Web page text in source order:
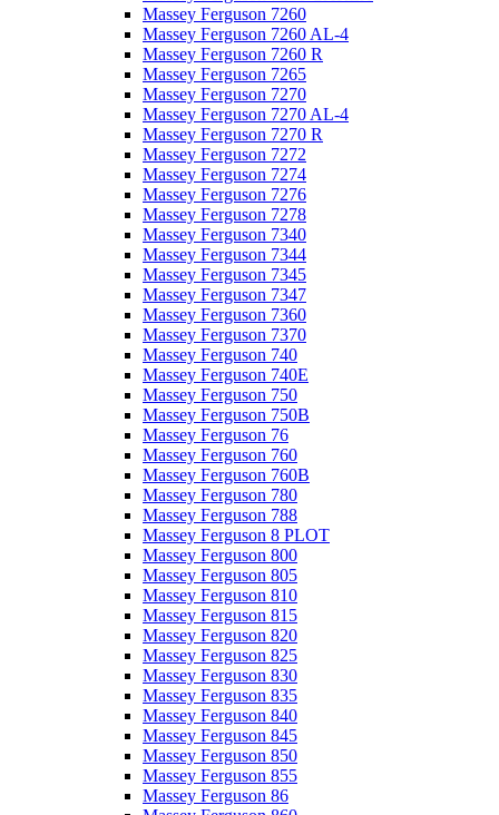
Massey Ferguson 7260
Massey Ferguson 7260 AL-4
Massey Ferguson 7260 R
Massey Ferguson 7265
Massey Ferguson 7270
Massey Ferguson 7270 AL-4
Massey Ferguson 7270 R
Massey Ferguson 7272
Massey Ferguson 7274
Massey Ferguson 7276
Massey Ferguson 7278
Massey Ferguson 7340
Massey Ferguson 7344
Massey Ferguson 7345
Massey Ferguson 7347
Massey Ferguson 7360
Massey Ferguson 7370
Massey Ferguson 740
Massey Ferguson 740E
Massey Ferguson 750
Massey Ferguson 750B
Massey Ferguson 76
Massey Ferguson 760
Massey Ferguson 760B
Massey Ferguson 780
Massey Ferguson 788
Massey Ferguson 8 PLOT
Massey Ferguson 800
Massey Ferguson 805
Massey Ferguson 810
Massey Ferguson 815
Massey Ferguson 820
Massey Ferguson 825
Massey Ferguson 830
Massey Ferguson 835
Massey Ferguson 840
Massey Ferguson 845
Massey Ferguson 850
Massey Ferguson 855
Massey Ferguson 86